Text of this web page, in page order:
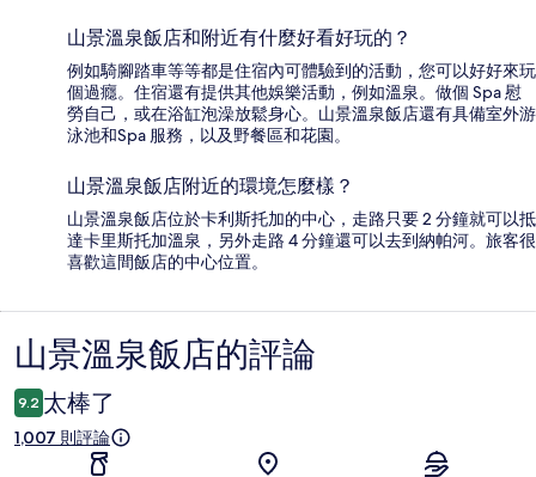
山景溫泉飯店和附近有什麼好看好玩的？
例如騎腳踏車等等都是住宿內可體驗到的活動，您可以好好來玩
個過癮。住宿還有提供其他娛樂活動，例如溫泉。做個 Spa 慰
勞自己，或在浴缸泡澡放鬆身心。山景溫泉飯店還有具備室外游
泳池和Spa 服務，以及野餐區和花園。
山景溫泉飯店附近的環境怎麼樣？
山景溫泉飯店位於卡利斯托加的中心，走路只要 2 分鐘就可以抵
達卡里斯托加溫泉，另外走路 4 分鐘還可以去到納帕河。旅客很
喜歡這間飯店的中心位置。
評
論
山景溫泉飯店的評論
9.2 太棒了
1,007 則評論